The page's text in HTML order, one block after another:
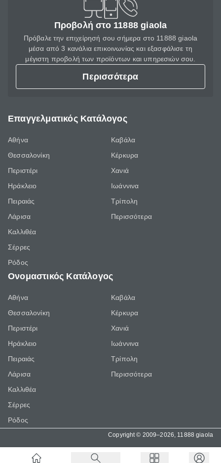
Προβολή στο 11888 giaola
Πρόβαλε την επιχείρησή σου σήμερα στο 11888 giaola
μέσα από 3 κανάλια επικοινωνίας και εξασφάλισε τη
μέγιστη προβολή των προϊόντων και υπηρεσιών σου.
Περισσότερα
Επαγγελματικός Κατάλογος
Αθήνα
Θεσσαλονίκη
Περιστέρι
Ηράκλειο
Πειραιάς
Λάρισα
Καλλιθέα
Σέρρες
Ρόδος
Καβάλα
Κέρκυρα
Χανιά
Ιωάννινα
Τρίπολη
Περισσότερα
Ονομαστικός Κατάλογος
Αθήνα
Θεσσαλονίκη
Περιστέρι
Ηράκλειο
Πειραιάς
Λάρισα
Καλλιθέα
Σέρρες
Ρόδος
Καβάλα
Κέρκυρα
Χανιά
Ιωάννινα
Τρίπολη
Περισσότερα
Copyright © 2009–2026, 11888 giaola